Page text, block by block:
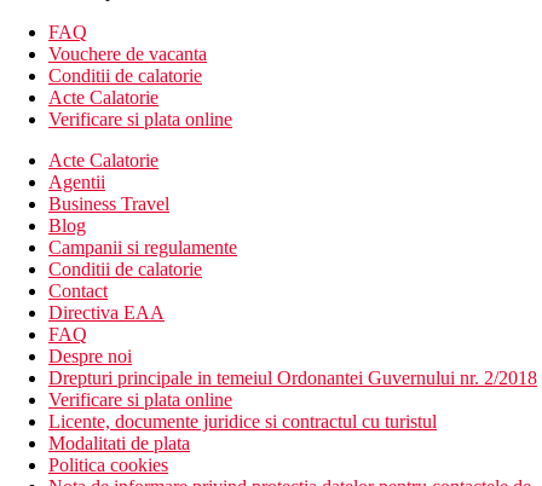
Descrierea plajei
sezlonguri, umbrele, prosoape de plaja (gratuit)
Sport si relaxare
Gratuit
complex de piscine
sezlonguri, saltele si umbrele langa piscine
sala de fitness, aerobic, step, yoga
terenuri de tenis
acvatica
programe de animatie, muzica live, discoteca
Contra cost
centru spa
sporturi nautice pe plaja
Mese
Ultra All Inclusive
Categoria oficiala
5 stele
FAQ
Vouchere de vacanta
Conditii de calatorie
Acte Calatorie
Verificare si plata online
Acte Calatorie
Agentii
Business Travel
Blog
Campanii si regulamente
Conditii de calatorie
Contact
Directiva EAA
FAQ
Despre noi
Drepturi principale in temeiul Ordonantei Guvernului nr. 2/2018
Verificare si plata online
Licente, documente juridice si contractul cu turistul
Modalitati de plata
Politica cookies